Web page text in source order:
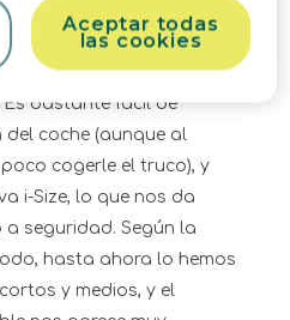
algo clave en nuestro
solo de forma esporádica
sobrina. Ha cumplido
bastante fácil de
coche (aunque al
cogerle el truco), y
i-Size, lo que nos da
seguridad. Según la
hasta ahora lo hemos
y medios, y el
Aceptar todas
las cookies